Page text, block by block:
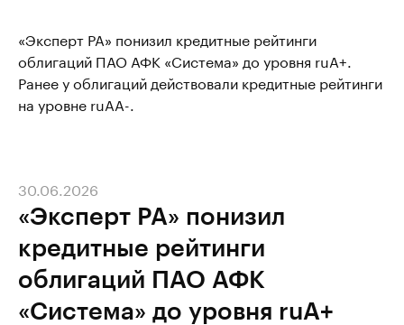
«Эксперт РА» понизил кредитные рейтинги
облигаций ПАО АФК «Система» до уровня ruA+.
Ранее у облигаций действовали кредитные рейтинги
на уровне ruAA-.
«Эксперт РА» понизил
кредитные рейтинги
облигаций ПАО АФК
«Система» до уровня ruA+
30.06.2026